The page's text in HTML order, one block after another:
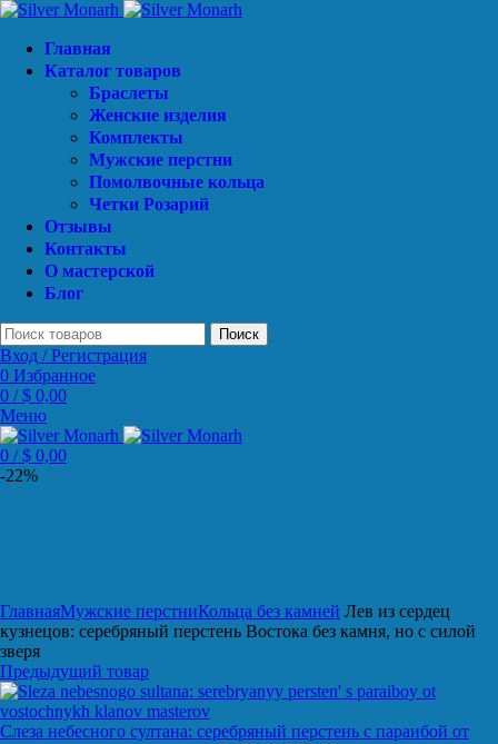
Главная
Каталог товаров
Браслеты
Женские изделия
Комплекты
Мужские перстни
Помолвочные кольца
Четки Розарий
Отзывы
Контакты
О мастерской
Блог
Поиск
Вход / Регистрация
0 Избранное
0 / $ 0,00
Меню
0 / $ 0,00
-22%
ГлавнаяМужские перстниКольца без камней Лев из сердец
кузнецов: серебряный перстень Востока без камня, но с силой
зверя
Предыдущий товар
Слеза небесного султана: серебряный перстень с параибой от